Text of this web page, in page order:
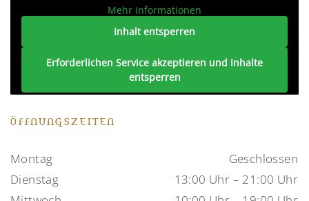
Mehr Informationen
Inhalt entsperren
Erforderlichen Service akzeptieren und Inhalte
entsperren
ÖFFNUNGSZEITEN
Montag
Geschlossen
Dienstag
13:00 Uhr – 21:00 Uhr